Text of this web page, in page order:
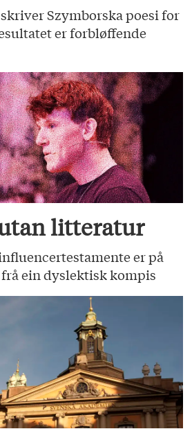
Szymborska poesi for
er forbløffende
litteratur
er på
ein dyslektisk kompis